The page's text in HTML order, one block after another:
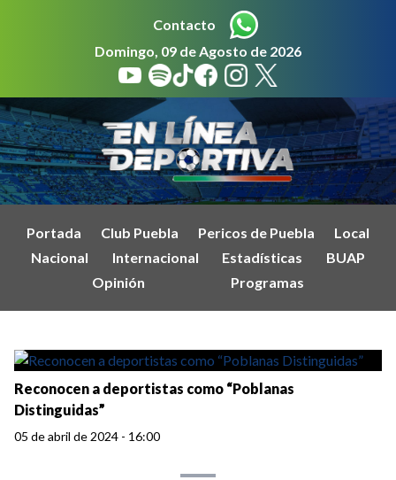
Contacto
Domingo, 09 de Agosto de 2026
Portada Club Puebla Pericos de Puebla
Local
Nacional
Internacional Estadísticas
BUAP
Opinión
Programas
Reconocen a deportistas como “Poblanas
Distinguidas”
05 de abril de 2024 - 16:00